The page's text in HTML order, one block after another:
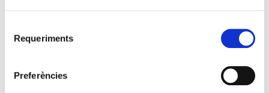
Requeriments
Preferències
Esdeveniment: Europa Social. 40 anys d’Europa
Premis PIMEC 2026